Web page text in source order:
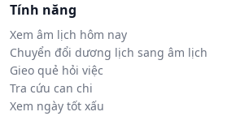
Tính năng
Xem âm lịch hôm nay
Chuyển đổi dương lịch sang âm lịch
Gieo quẻ hỏi việc
Tra cứu can chi
Xem ngày tốt xấu